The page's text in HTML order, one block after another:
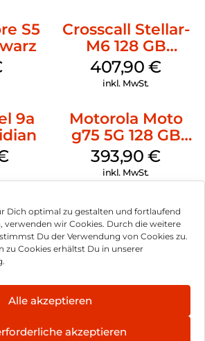
Dich optimal zu gestalten und fortlaufend
verwenden wir Cookies. Durch die weitere
Du der Verwendung von Cookies zu.
zu Cookies erhältst Du in unserer
Alle akzeptieren
akzeptieren
S5
Crosscall Stellar-
M6 128 GB
Schwarz
407,90€
inkl. MwSt.
9a
Motorola Moto
g75 5G 128 GB
Charcoal Gray
393,90€
inkl. MwSt.